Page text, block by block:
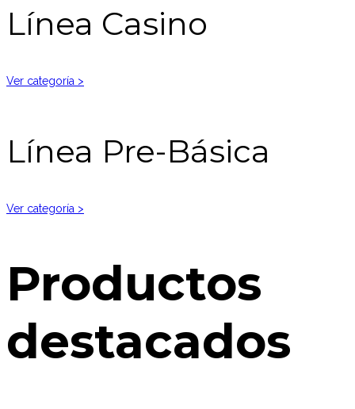
Línea Casino
Ver categoría >
Línea Pre-Básica
Ver categoría >
Productos
destacados